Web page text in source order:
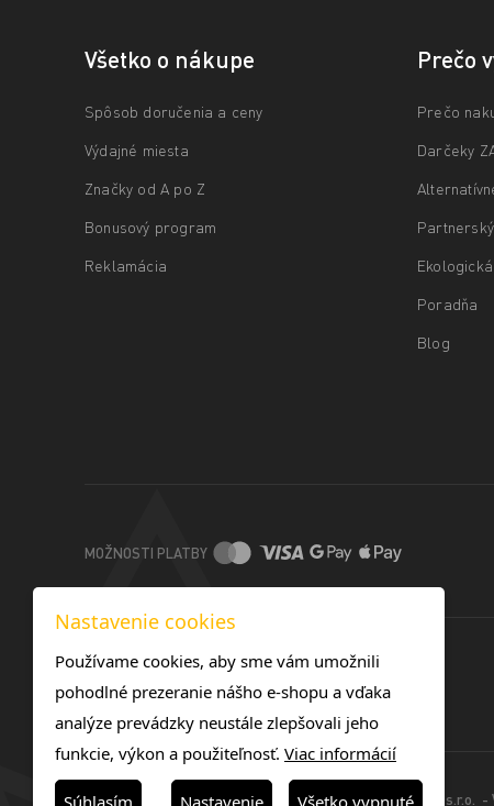
Všetko o nákupe
Spôsob doručenia a ceny
Výdajné miesta
Značky od A po Z
Bonusový program
Reklamácia
Prečo
Prečo
Darčeky
Poradňa
Blog
MOŽNOSTI PLATBY
© 2025 -TOREX TONERS SK s.r.o.
Nastavenie cookies
Používame cookies, aby sme vám umožnili
pohodlné prezeranie nášho e-shopu a vďaka
analýze prevádzky neustále zlepšovali jeho
funkcie, výkon a použiteľnosť. Viac informácií
Súhlasím Nastavenie Všetko vypnuté